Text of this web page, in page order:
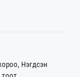
Нэгдсэн